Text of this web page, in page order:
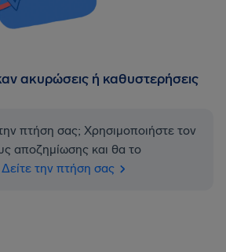
ακυρώσεις ή καθυστερήσεις
πτήση σας; Χρησιμοποιήστε τον
αποζημίωσης και θα το
Δείτε την πτήση σας